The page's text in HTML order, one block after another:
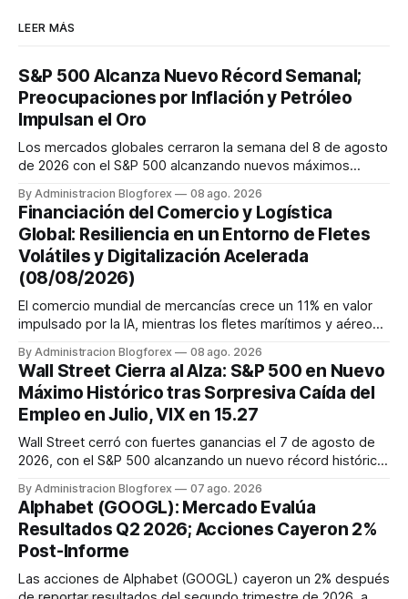
LEER MÁS
S&P 500 Alcanza Nuevo Récord Semanal;
Preocupaciones por Inflación y Petróleo
Impulsan el Oro
Los mercados globales cerraron la semana del 8 de agosto
de 2026 con el S&P 500 alcanzando nuevos máximos
renta fija vio una caída en los rendimientos del Tesoro de
EE. UU. tras un informe de empleo más débil. El petróleo se
mantuvo al ...
By Administracion Blogforex 08 ago. 2026
Financiación del Comercio y Logística
Global: Resiliencia en un Entorno de Fletes
Volátiles y Digitalización Acelerada
(08/08/2026)
El comercio mundial de mercancías crece un 11% en valor
impulsado por la IA, mientras los fletes marítimos y aéreos
disrupciones geopolíticas y congestión. La financiación del
comercio, que depende en un 90% del crédito, se digitaliza
y el mercado...
By Administracion Blogforex 08 ago. 2026
Wall Street Cierra al Alza: S&P 500 en Nuevo
Máximo Histórico tras Sorpresiva Caída del
Empleo en Julio, VIX en 15.27
Wall Street cerró con fuertes ganancias el 7 de agosto de
2026, con el S&P 500 alcanzando un nuevo récord histórico
54,036.93 y el Nasdaq Composite escaló 1.3% a 26,690.62.
El impulso provino de un informe de empleo de julio
inesperadamente ...
By Administracion Blogforex 07 ago. 2026
Alphabet (GOOGL): Mercado Evalúa
Resultados Q2 2026; Acciones Cayeron 2%
Post-Informe
Las acciones de Alphabet (GOOGL) cayeron un 2% después